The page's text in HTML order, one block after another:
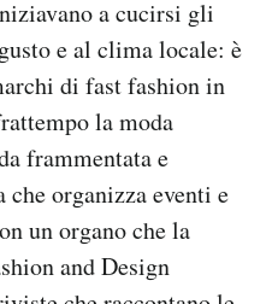
a cucirsi gli
e al clima locale: è
di fast fashion in
la moda
frammentata e
organizza eventi e
un organo che la
and Design